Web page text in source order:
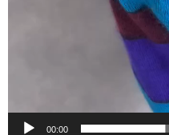
00:00